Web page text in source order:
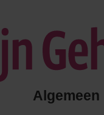
Algemeen